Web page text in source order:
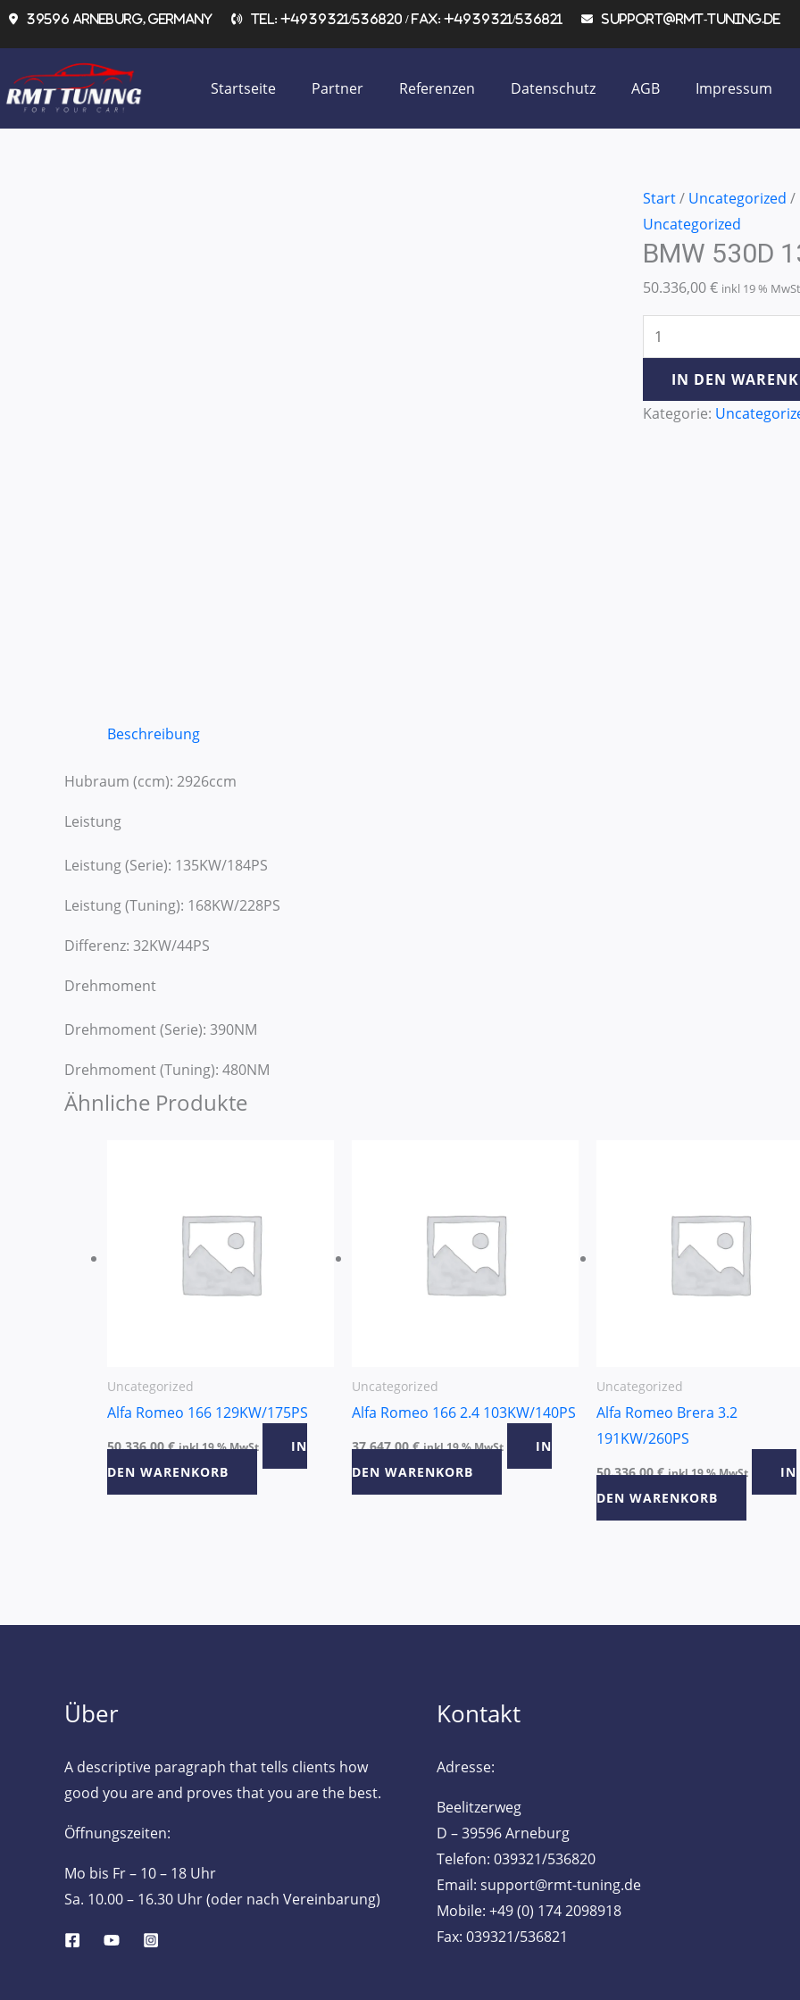
Zum39596 Arneburg, Germany Tel: +4939321/536820 / Fax: +4939321/536821 support@rmt-tuning.de
Startseite Partner Referenzen Datenschutz AGB Impressum
Start/ Uncategorized /
Uncategorized
BMW 530D
50.336,00€ inkl 19 % MwSt
BMW
530D
135KW/184PS
IN DEN
Kategorie:
Beschreibung
Hubraum (ccm): 2926ccm
Leistung
Leistung (Serie): 135KW/184PS
Leistung (Tuning): 168KW/228PS
Differenz: 32KW/44PS
Drehmoment
Drehmoment (Serie): 390NM
Drehmoment (Tuning): 480NM
Ähnliche Produkte
Uncategorized
Alfa Romeo 166 129KW/175PS
50.336,00€ inkl 19 % MwSt
IN
DEN WARENKORB
Uncategorized
Alfa Romeo 166 2.4 103KW/140PS
37.647,00€ inkl 19 % MwSt
IN
DEN WARENKORB
Uncategorized
Alfa Romeo Brera 3.2
191KW/260PS
50.336,00€ inkl 19 % MwSt
IN
DEN WARENKORB
Über
A descriptive paragraph that tells clients how
good you are and proves that you are the best.
Öffnungszeiten:
Mo bis Fr – 10 – 18 Uhr
Sa. 10.00 – 16.30 Uhr (oder nach Vereinbarung)
Kontakt
Adresse:
Beelitzerweg
D – 39596 Arneburg
Telefon: 039321/536820
Email: support@rmt-tuning.de
Mobile: +49 (0) 174 2098918
Fax: 039321/536821